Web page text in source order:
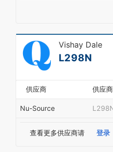
Vishay Dale
L298N
供应商 供应
Nu-Source
查看更多供应商请 登录